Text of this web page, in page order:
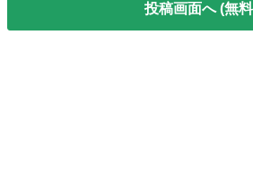
投稿画面へ (無